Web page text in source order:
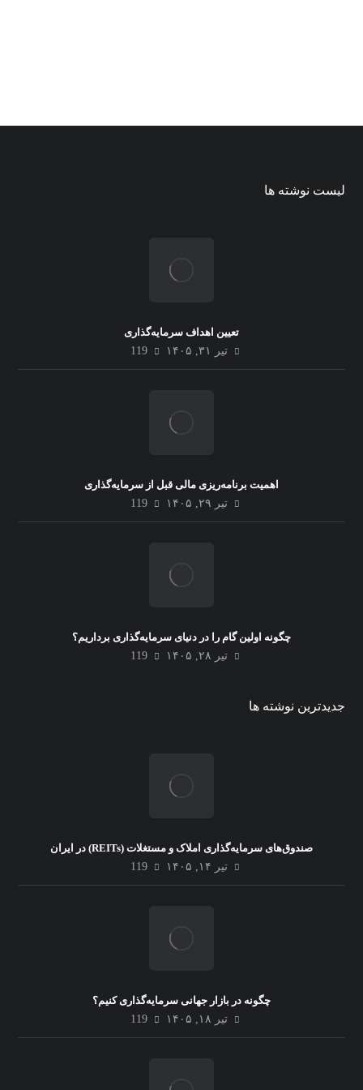
لیست نوشته ها
تعیین اهداف سرمایه‌گذاری
تیر ۳۱, ۱۴۰۵
119
اهمیت برنامه‌ریزی مالی قبل از سرمایه‌گذاری
تیر ۲۹, ۱۴۰۵
119
چگونه اولین گام را در دنیای سرمایه‌گذاری برداریم؟
تیر ۲۸, ۱۴۰۵
119
جدیدترین نوشته ها
صندوق‌های سرمایه‌گذاری املاک و مستغلات (REITs) در ایران
تیر ۱۴, ۱۴۰۵
119
چگونه در بازار جهانی سرمایه‌گذاری کنیم؟
تیر ۱۸, ۱۴۰۵
119